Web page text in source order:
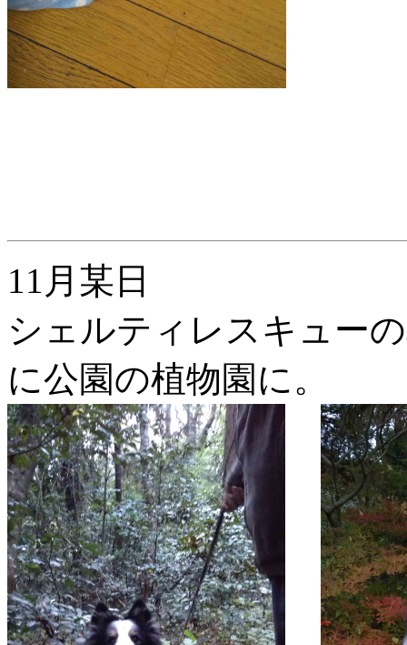
11月某日
シェルティレスキュー
に公園の植物園に。